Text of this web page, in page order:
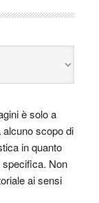
è solo a
scopo di
in quanto
specifica. Non
ai sensi